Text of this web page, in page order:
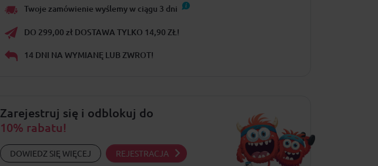
Twoje zamówienie wyślemy w ciągu 3 dni
DO 299,00 zł DOSTAWA TYLKO 14,90 ZŁ!
14 DNI NA WYMIANĘ LUB ZWROT!
Zarejestruj się i odblokuj do
10% rabatu!
DOWIEDZ SIĘ WIĘCEJ REJESTRACJA